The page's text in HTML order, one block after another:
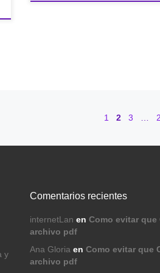
1 2 3
y
Comentarios recientes
internetLan en Como evitar que
archivo pdf
Ana Gloria en Como evitar que
archivo pdf